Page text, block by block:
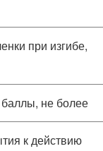
при изгибе,
не более
к действию